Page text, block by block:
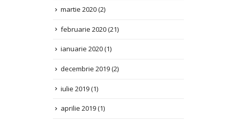
februarie 2020
ianuarie 2020(1)
decembrie 2019(2)
iulie 2019(1)
aprilie 2019(1)
decembrie 2018